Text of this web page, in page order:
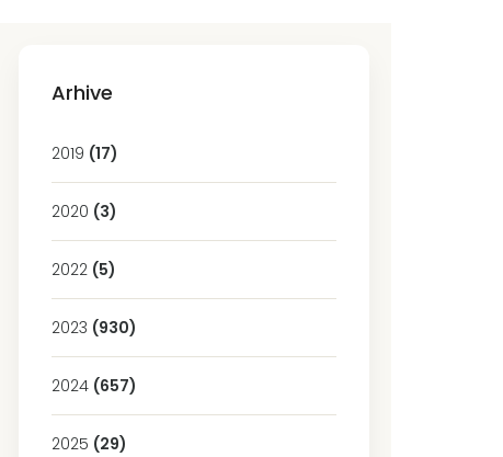
Arhive
2019 (17)
2020 (3)
2022 (5)
2023 (930)
2024 (657)
2025 (29)